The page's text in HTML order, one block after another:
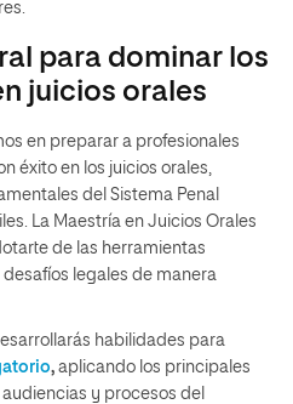
para dominar los
juicios orales
en preparar a profesionales
éxito en los juicios orales,
del Sistema Penal
La Maestría en Juicios Orales
de las herramientas
legales de manera
habilidades para
, aplicando los principales
y procesos del